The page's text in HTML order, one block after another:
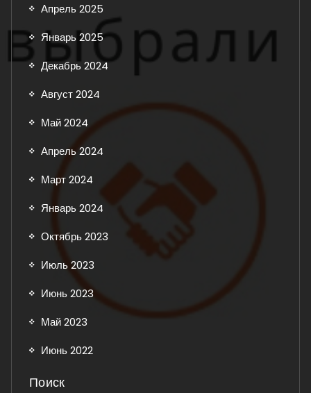
Апрель 2025
Январь 2025
Декабрь 2024
Август 2024
Май 2024
Апрель 2024
Март 2024
Январь 2024
Октябрь 2023
Июль 2023
Июнь 2023
Май 2023
Июнь 2022
Поиск